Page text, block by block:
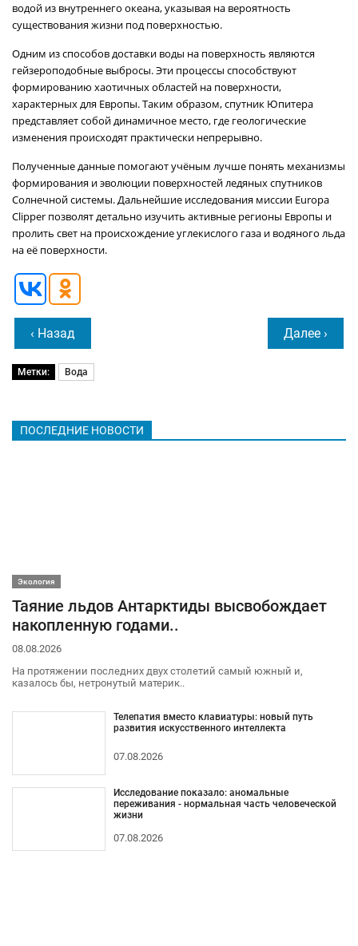
водой из внутреннего океана, указывая на вероятность
существования жизни под поверхностью.
Одним из способов доставки воды на поверхность являются
гейзероподобные выбросы. Эти процессы способствуют
формированию хаотичных областей на поверхности,
характерных для Европы. Таким образом, спутник Юпитера
представляет собой динамичное место, где геологические
изменения происходят практически непрерывно.
Полученные данные помогают учёным лучше понять механизмы
формирования и эволюции поверхностей ледяных спутников
Солнечной системы. Дальнейшие исследования миссии Europa
Clipper позволят детально изучить активные регионы Европы и
пролить свет на происхождение углекислого газа и водяного льда
на её поверхности.
‹ Назад Далее ›
Метки: Вода
ПОСЛЕДНИЕ НОВОСТИ
Экология
Таяние льдов Антарктиды высвобождает
накопленную годами..
08.08.2026
На протяжении последних двух столетий самый южный и,
казалось бы, нетронутый материк..
Телепатия вместо клавиатуры: новый путь
развития искусственного интеллекта
07.08.2026
Исследование показало: аномальные
переживания - нормальная часть человеческой
жизни
07.08.2026